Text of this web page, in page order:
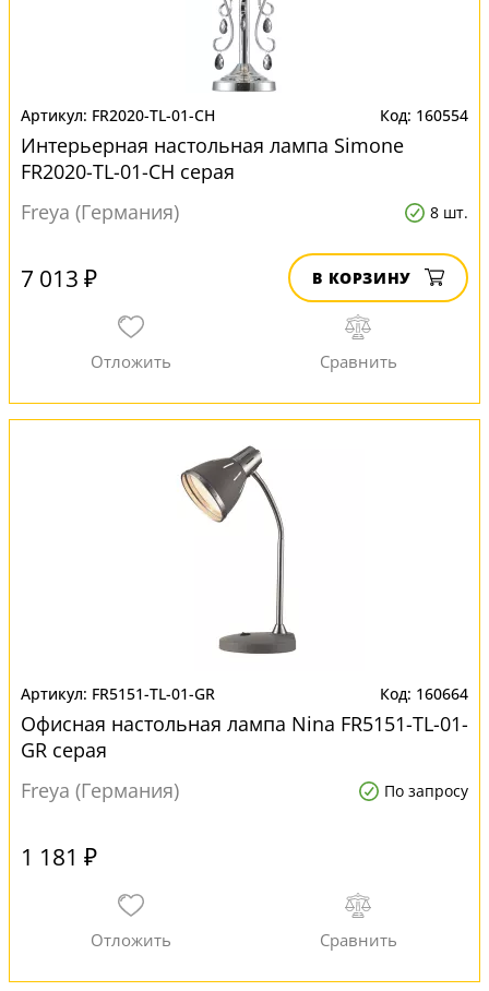
FR2020-TL-01-CH 160554
Интерьерная настольная лампа Simone
FR2020-TL-01-CH серая
Freya (Германия)
8 шт.
7 013 ₽ В КОРЗИНУ
FR5151-TL-01-GR 160664
Офисная настольная лампа Nina FR5151-TL-01-
GR серая
Freya (Германия)
По запросу
1 181 ₽